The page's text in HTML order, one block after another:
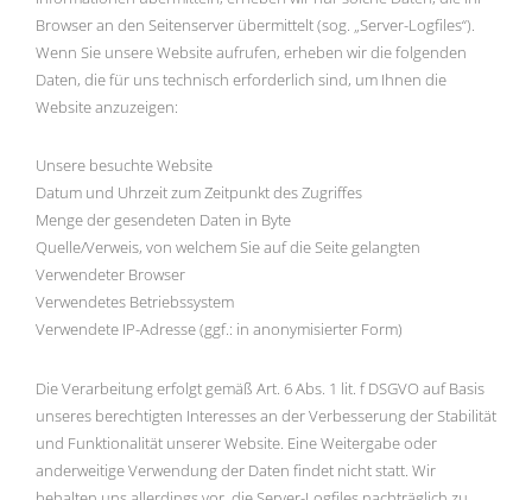
Browser an den Seitenserver übermittelt (sog. „Server-Logfiles“).
Wenn Sie unsere Website aufrufen, erheben wir die folgenden
Daten, die für uns technisch erforderlich sind, um Ihnen die
Website anzuzeigen:
Unsere besuchte Website
Datum und Uhrzeit zum Zeitpunkt des Zugriffes
Menge der gesendeten Daten in Byte
Quelle/Verweis, von welchem Sie auf die Seite gelangten
Verwendeter Browser
Verwendetes Betriebssystem
Verwendete IP-Adresse (ggf.: in anonymisierter Form)
Die Verarbeitung erfolgt gemäß Art. 6 Abs. 1 lit. f DSGVO auf Basis
unseres berechtigten Interesses an der Verbesserung der Stabilität
und Funktionalität unserer Website. Eine Weitergabe oder
anderweitige Verwendung der Daten findet nicht statt. Wir